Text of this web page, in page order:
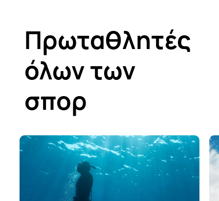
Πρωταθλητές
όλων των
σπορ